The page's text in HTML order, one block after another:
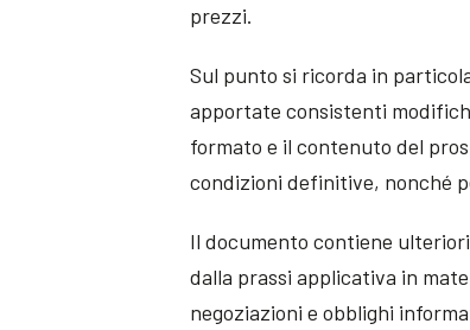
prezzi.
Sul punto si ricorda in
apportate consistenti
formato e il contenuto del
condizioni definitive, nonché
Il documento contiene
dalla prassi applicativa in
negoziazioni e obblighi